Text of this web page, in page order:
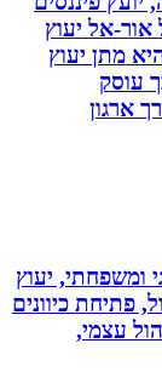
יעוץ
יעוץ
יעוץ
כיוונים